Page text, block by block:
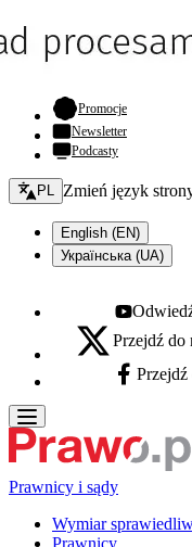
Promocje- otwiera się
Newsletter
Podcasty
Zmień język - bieżący:
PL Zmień język
English (EN)
Українська (UA)
Youtube -
X - otwiera się w
Przejdź do
Facebook -
Przejdź
Prawnicy i sądy
Wymiar